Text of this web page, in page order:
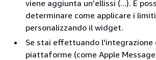
viene aggiunta un’ellissi (...). È
determinare come applicare i
personalizzando il widget.
Se stai effettuando l'integrazione
piattaforme (come Apple